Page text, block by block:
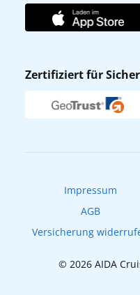
Affiliateprogramm
Verhaltens- &
Newsletter
AIDA Club
Zertifiziert für
Impressum
AGB
Versicherung
© 2026 AIDA